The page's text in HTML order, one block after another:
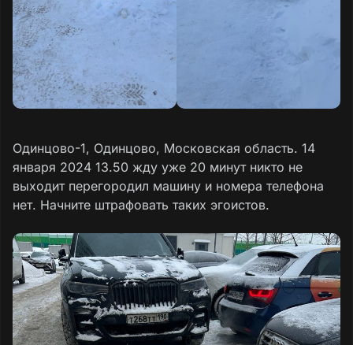
Одинцово-1, Одинцово, Московская область. 14
января 2024 13.50 жду уже 20 минут никто не
выходит перегородил машину и номера телефона
нет. Начните штрафовать таких эгоистов.